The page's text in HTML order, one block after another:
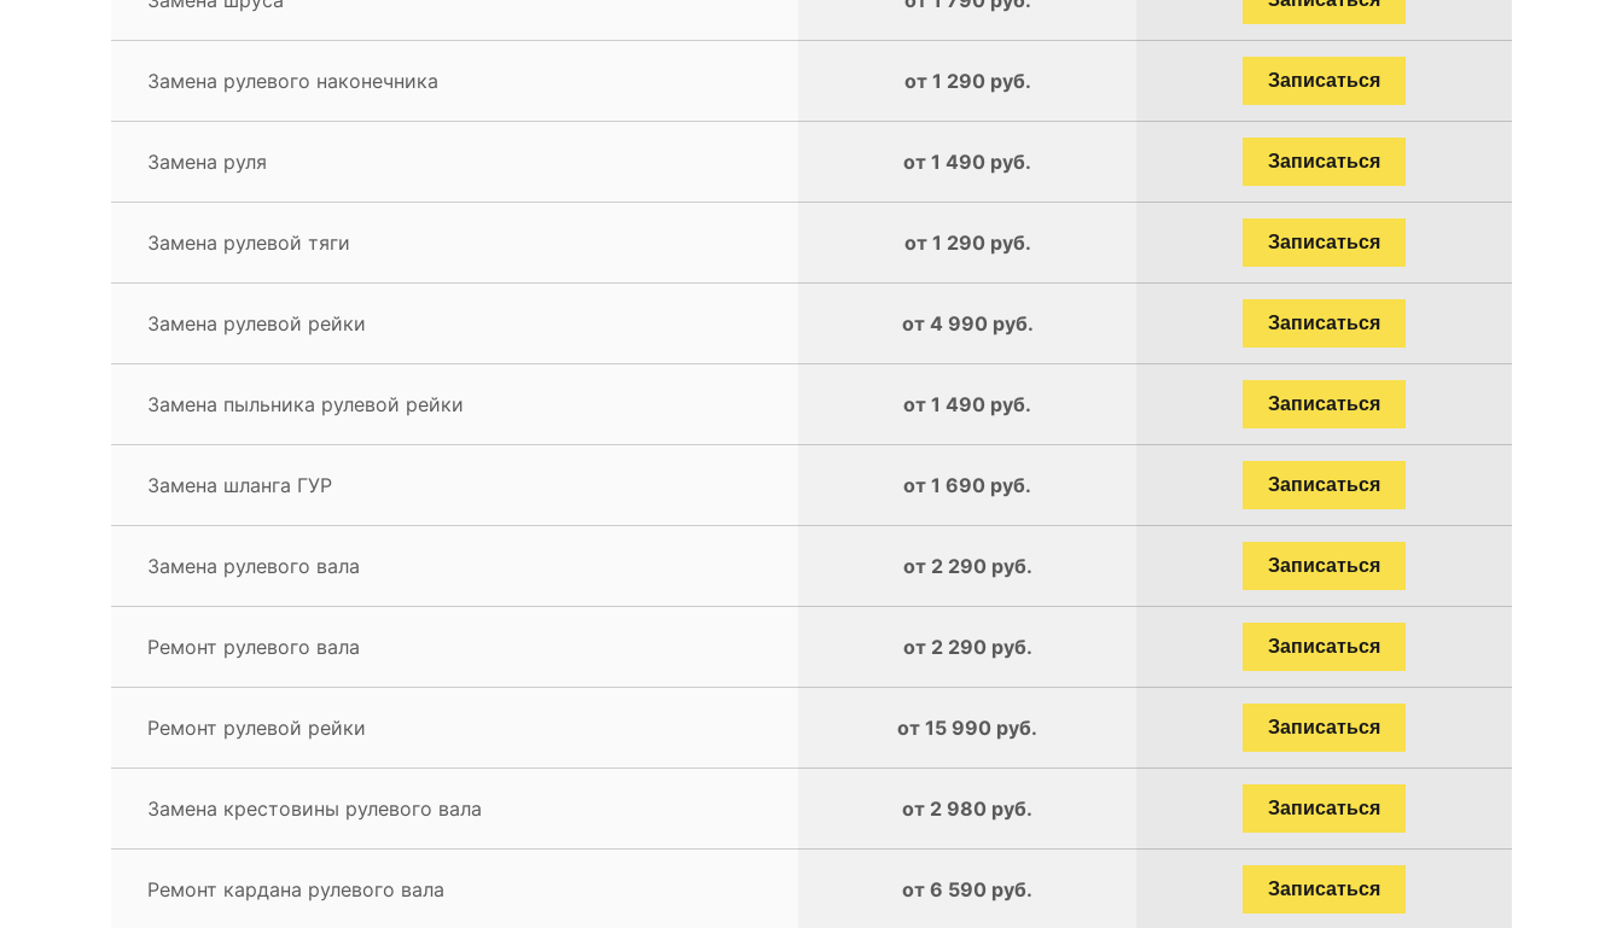
Замена рулевого наконечника от 1 290 руб. Записаться
Замена руля от 1 490 руб. Записаться
Замена рулевой тяги от 1 290 руб. Записаться
Замена рулевой рейки от 4 990 руб. Записаться
Замена пыльника рулевой рейки от 1 490 руб. Записаться
Замена шланга ГУР от 1 690 руб. Записаться
Замена рулевого вала от 2 290 руб. Записаться
Ремонт рулевого вала от 2 290 руб. Записаться
Ремонт рулевой рейки от 15 990 руб. Записаться
Замена крестовины рулевого вала от 2 980 руб. Записаться
Ремонт кардана рулевого вала от 6 590 руб. Записаться